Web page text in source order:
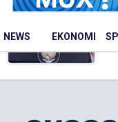
NEWS EKONOMI